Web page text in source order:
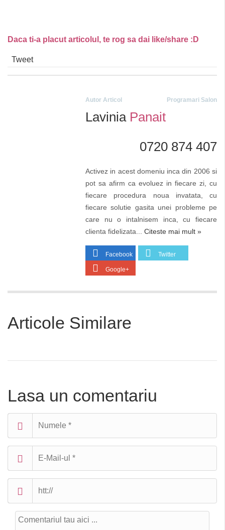
Daca ti-a placut articolul, te rog sa dai like/share :D
Tweet
Autor Articol Programari Salon
Lavinia Panait
0720 874 407
Activez in acest domeniu inca din 2006 si
pot sa afirm ca evoluez in fiecare zi, cu
fiecare procedura noua invatata, cu
fiecare solutie gasita unei probleme pe
care nu o intalnisem inca, cu fiecare
clienta fidelizata... Citeste mai mult »
Facebook Twitter
Google+
Articole Similare
Lasa un comentariu